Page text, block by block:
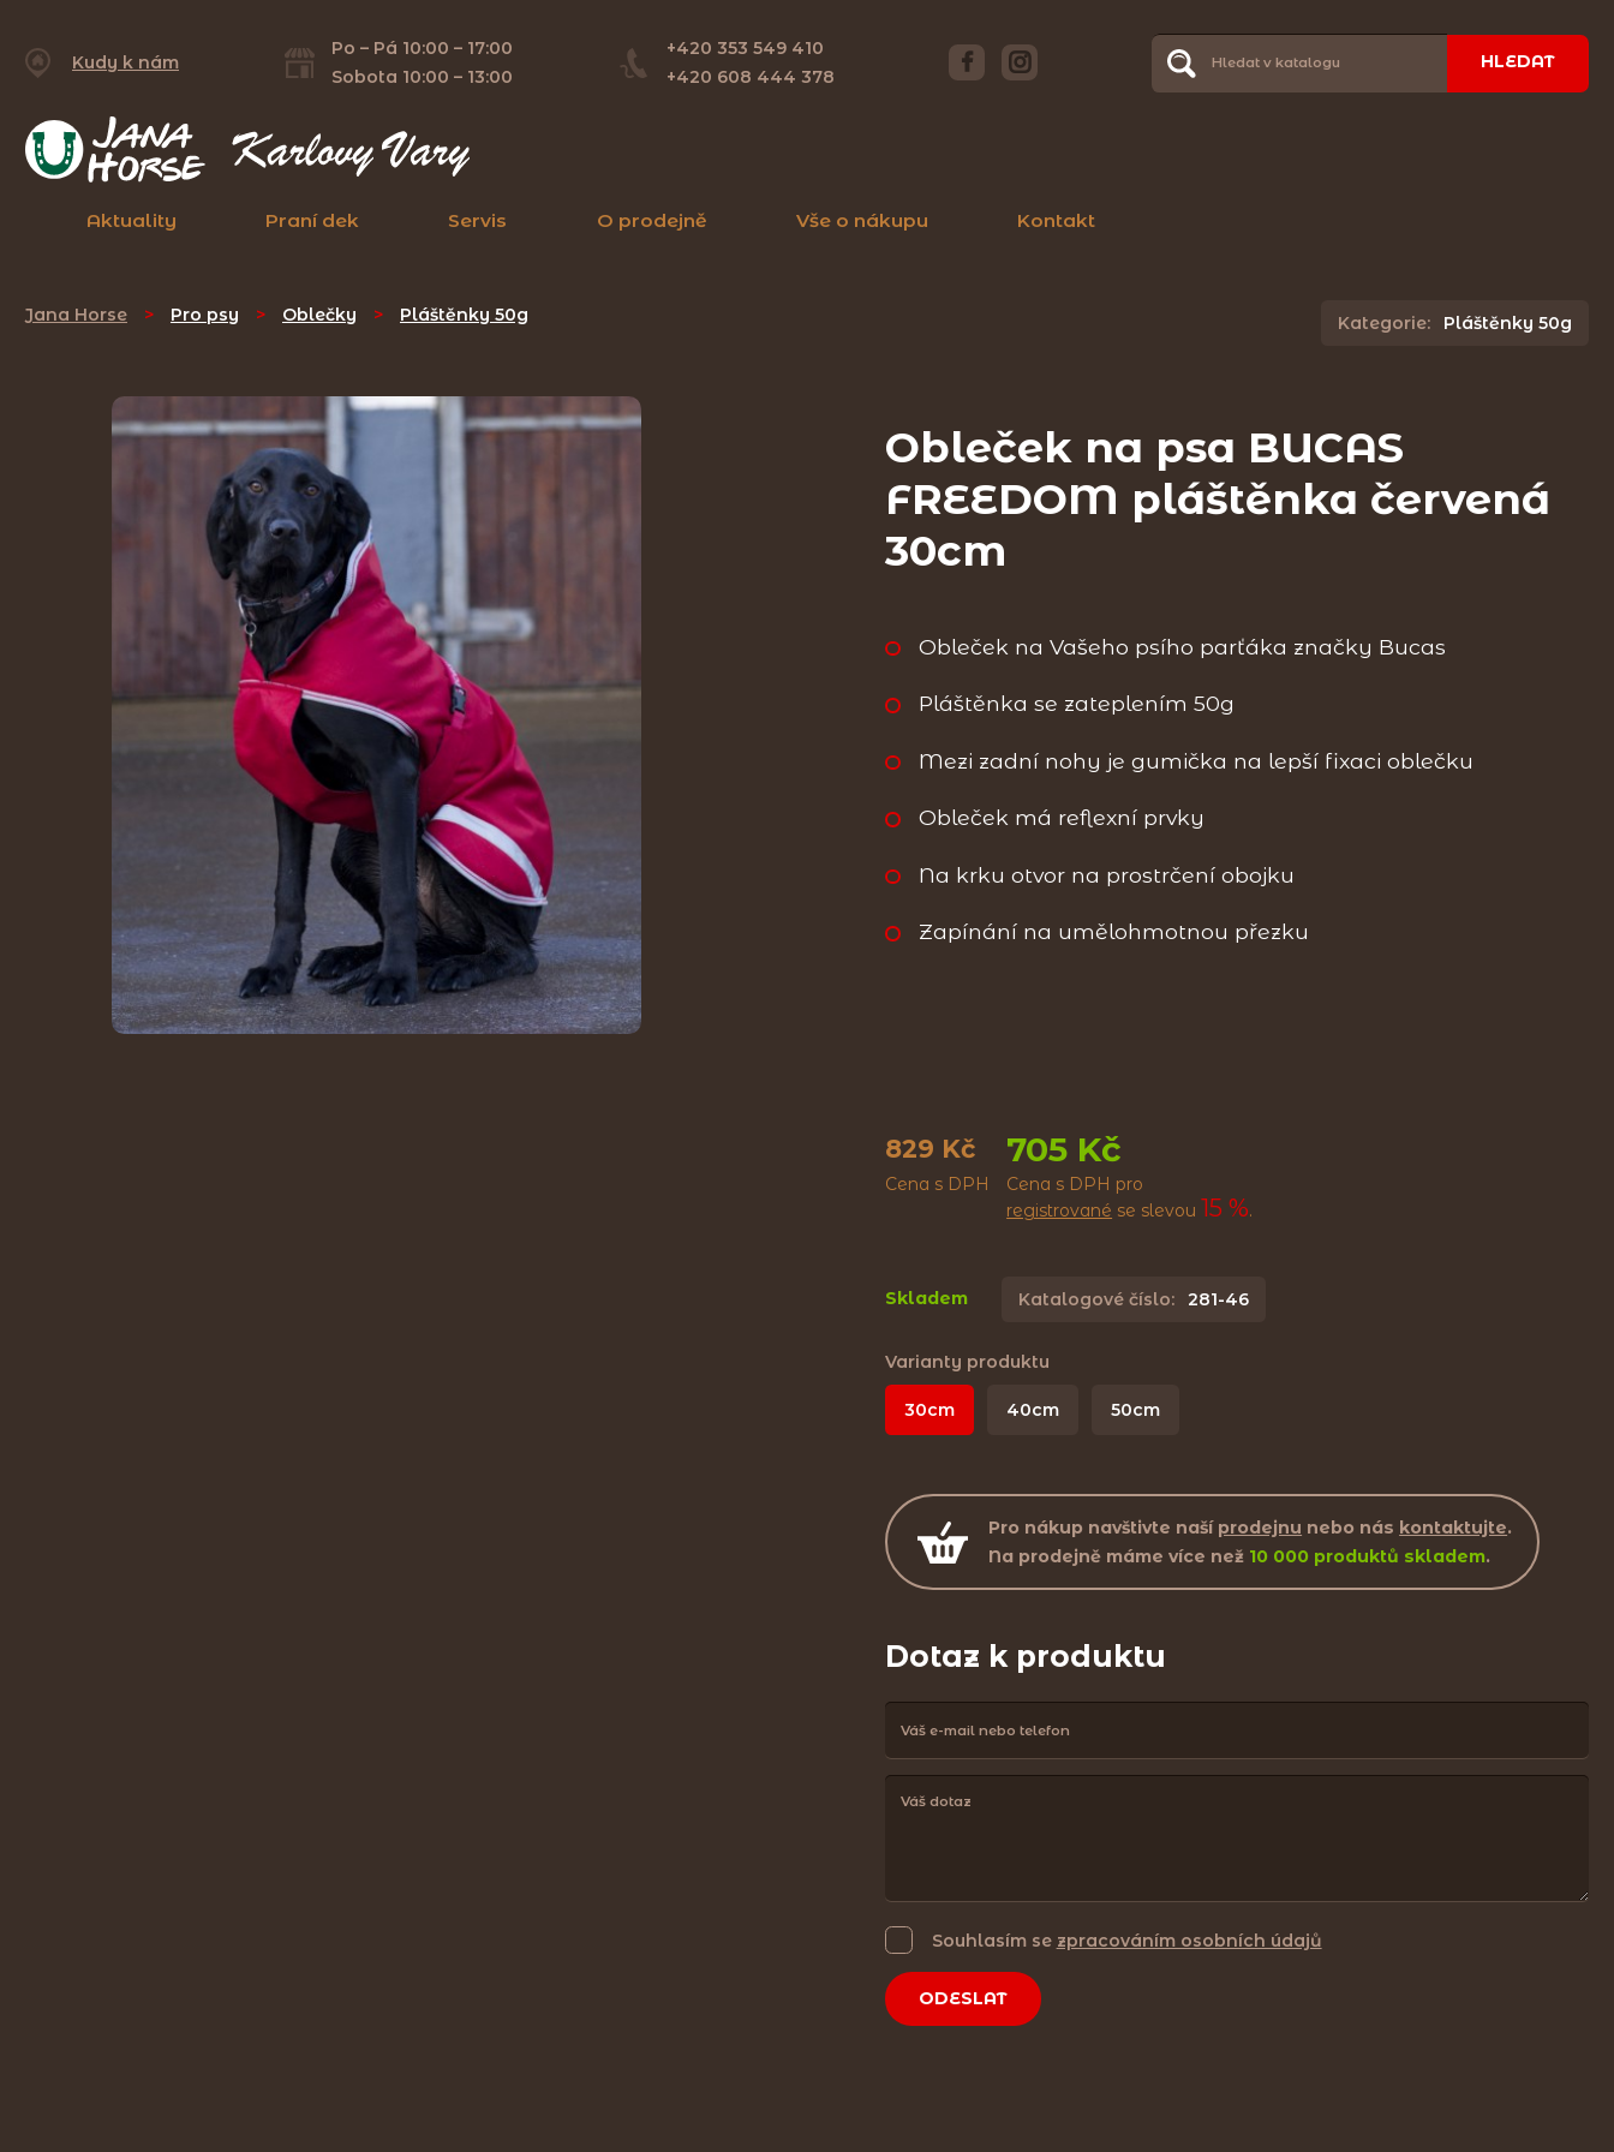
Kudy k nám
Po – Pá 10:00 – 17:00
Sobota 10:00 – 13:00
+420 353 549 410
+420 608 444 378
HLEDAT
Aktuality Praní dek Servis O prodejně Vše o nákupu Kontakt
Jana Horse > Pro psy > Oblečky > Pláštěnky 50g Kategorie: Pláštěnky 50g
Obleček na psa BUCAS
FREEDOM pláštěnka červená
30cm
Obleček na Vašeho psího parťáka značky Bucas
Pláštěnka se zateplením 50g
Mezi zadní nohy je gumička na lepší fixaci oblečku
Obleček má reflexní prvky
Na krku otvor na prostrčení obojku
Zapínání na umělohmotnou přezku
829 Kč
Cena s DPH
705 Kč
Cena s DPH pro
registrované se slevou 15 %.
Skladem Katalogové číslo: 281-46
Varianty produktu
30cm 40cm 50cm
Pro nákup navštivte naší prodejnu nebo nás kontaktujte.
Na prodejně máme více než 10 000 produktů skladem.
Dotaz k produktu
Souhlasím se zpracováním osobních údajů
ODESLAT